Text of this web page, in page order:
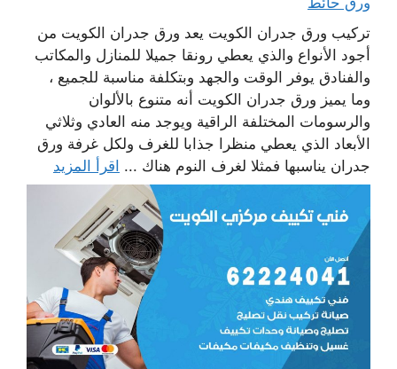
تركيب ورق جدران الكويت يعد ورق جدران الكويت من
أجود الأنواع والذي يعطي رونقا جميلا للمنازل والمكاتب
والفنادق يوفر الوقت والجهد وبتكلفة مناسبة للجميع ،
وما يميز ورق جدران الكويت أنه متنوع بالألوان
والرسومات المختلفة الراقية ويوجد منه العادي وثلاثي
الأبعاد الذي يعطي منظرا جذابا للغرف ولكل غرفة ورق
جدران يناسبها فمثلا لغرف النوم هناك ... اقرأ المزيد